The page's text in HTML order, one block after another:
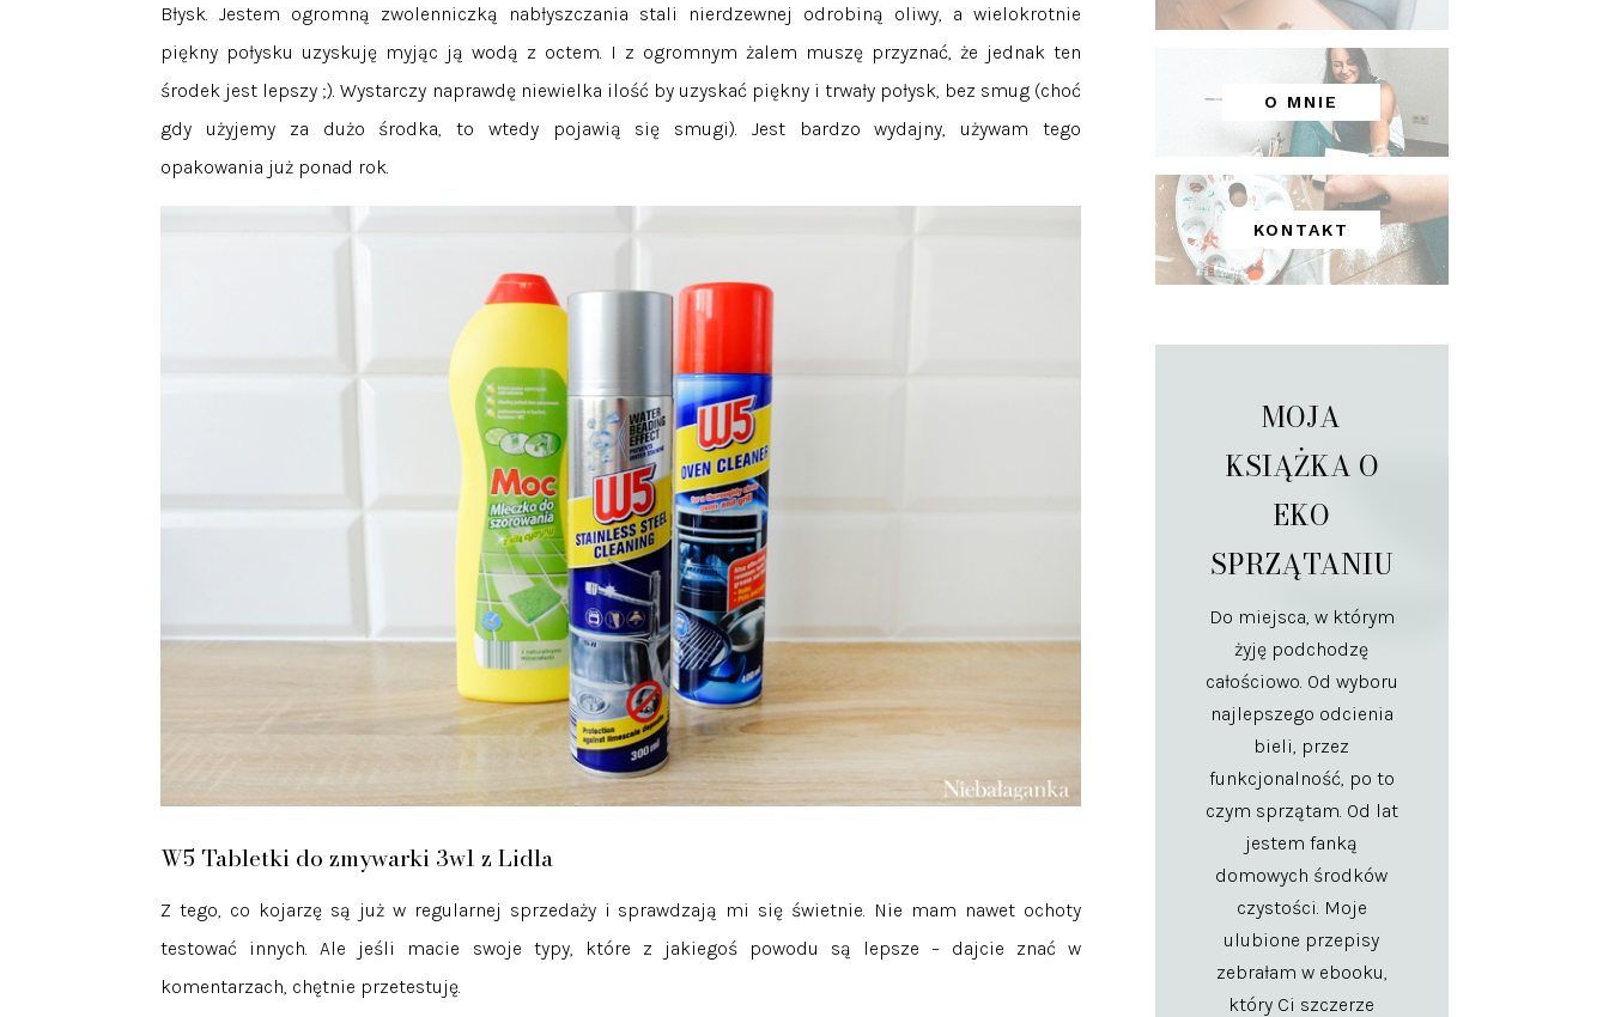
Błysk. Jestem ogromną zwolenniczką nabłyszczania stali nierdzewnej odrobiną oliwy, a wielokrotnie
piękny połysku uzyskuję myjąc ją wodą z octem. I z ogromnym żalem muszę przyznać, że jednak ten
środek jest lepszy ;). Wystarczy naprawdę niewielka ilość by uzyskać piękny i trwały połysk, bez smug (choć
gdy użyjemy za dużo środka, to wtedy pojawią się smugi). Jest bardzo wydajny, używam tego
opakowania już ponad rok.
W5 Tabletki do zmywarki 3w1 z Lidla
Z tego, co kojarzę są już w regularnej sprzedaży i sprawdzają mi się świetnie. Nie mam nawet ochoty
testować innych. Ale jeśli macie swoje typy, które z jakiegoś powodu są lepsze – dajcie znać w
komentarzach, chętnie przetestuję.
O MNIE
KONTAKT
MOJA
KSIĄŻKA O
EKO
SPRZĄTANIU
Do miejsca, w którym
żyję podchodzę
całościowo. Od wyboru
najlepszego odcienia
bieli, przez
funkcjonalność, po to
czym sprzątam. Od lat
jestem fanką
domowych środków
czystości. Moje
ulubione przepisy
zebrałam w ebooku,
który Ci szczerze